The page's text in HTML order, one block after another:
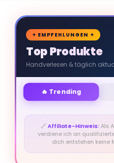
✦ EMPFEHLUNGEN ✦
Top Produkte
Handverlesen & täglich
🔥 Trending
🔗Affiliate-Hinweis:Als
verdiene ich an
dich entstehen keine